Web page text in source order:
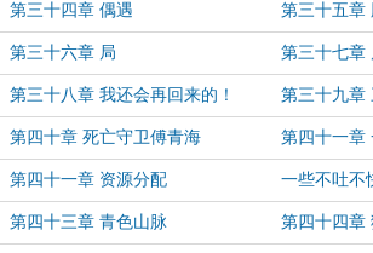
第三十四章 偶遇 第三十五章
第三十六章 局 第三十七章
第三十八章 我还会再回来的！ 第三十九章
第四十章 死亡守卫傅青海 第四十一章
第四十一章 资源分配 一些不吐不
第四十三章 青色山脉 第四十四章